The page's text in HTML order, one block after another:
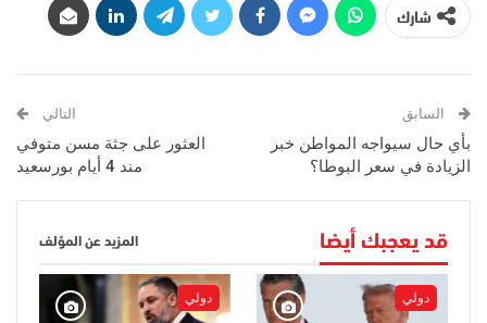
شارك
السابق
بأي حال سيواجه المواطن خبر
الزيادة في سعر البوطا؟
التالي
العثور على جثة مسن متوفي
مند 4 أيام بورسعيد
قد يعجبك أيضا المزيد عن المؤلف
دولي دولي